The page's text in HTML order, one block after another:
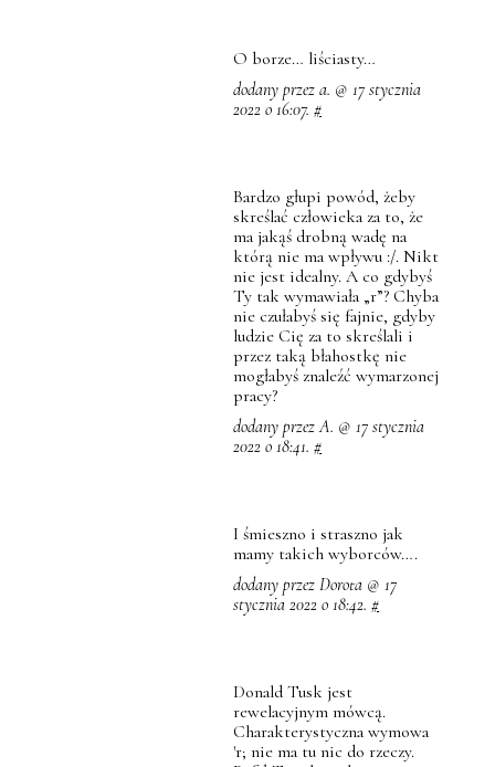
O borze… liściasty…
dodany przez a. @ 17 stycznia
2022 o 16:07.#
Bardzo głupi powód, żeby
skreślać człowieka za to, że
ma jakąś drobną wadę na
którą nie ma wpływu :/. Nikt
nie jest idealny. A co gdybyś
Ty tak wymawiała „r”? Chyba
nie czułabyś się fajnie, gdyby
ludzie Cię za to skreślali i
przez taką błahostkę nie
mogłabyś znaleźć wymarzonej
pracy?
dodany przez A. @ 17 stycznia
2022 o 18:41.#
I śmieszno i straszno jak
mamy takich wyborców….
dodany przez Dorota @ 17
stycznia 2022 o 18:42.#
Donald Tusk jest
rewelacyjnym mówcą.
Charakterystyczna wymowa
'r; nie ma tu nic do rzeczy.